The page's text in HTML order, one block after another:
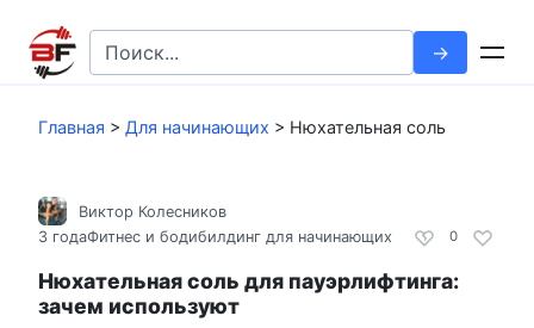
контенту
Search
for:
Главная > Для начинающих > Нюхательная соль
0
Виктор Колесников
3 годаФитнес и бодибилдинг для начинающих
Нюхательная соль для пауэрлифтинга:
зачем используют